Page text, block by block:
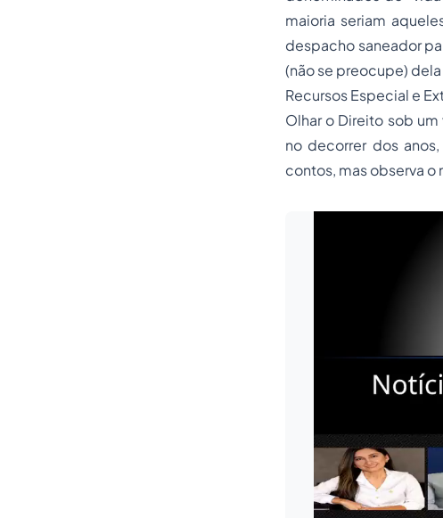
maioria seriam
despacho saneador
(não se preocupe)
Recursos Especial e
Olhar o Direito sob
no decorrer dos
contos, mas observa